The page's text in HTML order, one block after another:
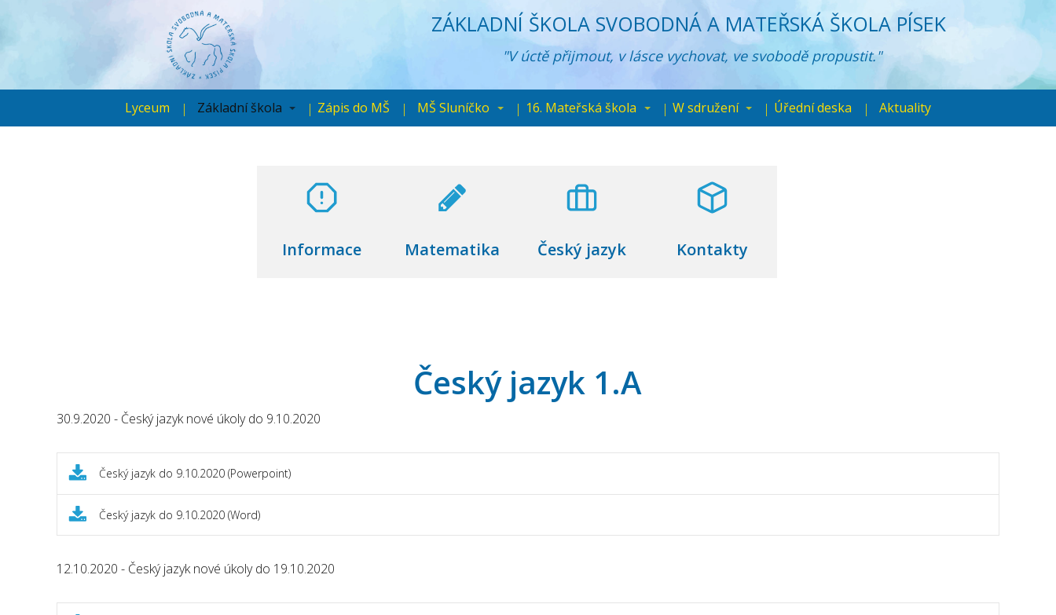
ZÁKLADNÍ ŠKOLA SVOBODNÁ A MATEŘSKÁ ŠKOLA PÍSEK
"V úctě přijmout, v lásce vychovat, ve svobodě propustit."
Lyceum Základní škola Zápis do MŠ MŠ Sluníčko 16. Mateřská škola W sdružení Úřední deska Aktuality
Informace Matematika Český jazyk Kontakty
Český jazyk 1.A
30.9.2020 - Český jazyk nové úkoly do 9.10.2020
Český jazyk do 9.10.2020 (Powerpoint)
Český jazyk do 9.10.2020 (Word)
12.10.2020 - Český jazyk nové úkoly do 19.10.2020